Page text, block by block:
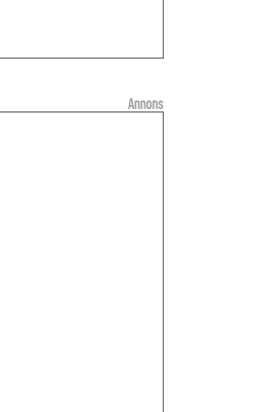
Annons